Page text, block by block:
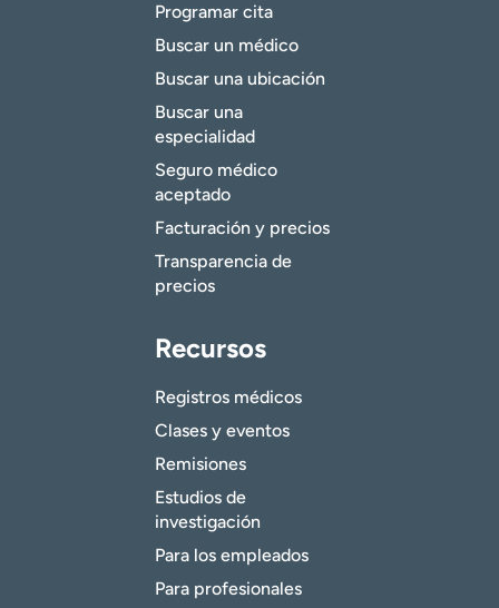
Programar cita
Buscar un médico
Buscar una ubicación
Buscar una
especialidad
Seguro médico
aceptado
Facturación y precios
Transparencia de
precios
Recursos
Registros médicos
Clases y eventos
Remisiones
Estudios de
investigación
Para los empleados
Para profesionales